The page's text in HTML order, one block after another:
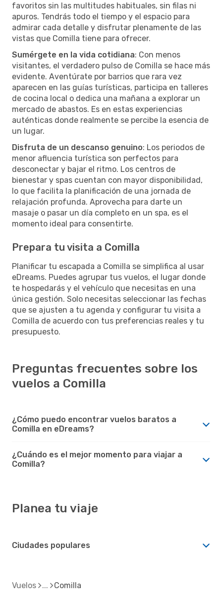
favoritos sin las multitudes habituales, sin filas ni
apuros. Tendrás todo el tiempo y el espacio para
admirar cada detalle y disfrutar plenamente de las
vistas que Comilla tiene para ofrecer.
Sumérgete en la vida cotidiana: Con menos
visitantes, el verdadero pulso de Comilla se hace más
evidente. Aventúrate por barrios que rara vez
aparecen en las guías turísticas, participa en talleres
de cocina local o dedica una mañana a explorar un
mercado de abastos. Es en estas experiencias
auténticas donde realmente se percibe la esencia de
un lugar.
Disfruta de un descanso genuino: Los periodos de
menor afluencia turística son perfectos para
desconectar y bajar el ritmo. Los centros de
bienestar y spas cuentan con mayor disponibilidad,
lo que facilita la planificación de una jornada de
relajación profunda. Aprovecha para darte un
masaje o pasar un día completo en un spa, es el
momento ideal para consentirte.
Prepara tu visita a Comilla
Planificar tu escapada a Comilla se simplifica al usar
eDreams. Puedes agrupar tus vuelos, el lugar donde
te hospedarás y el vehículo que necesitas en una
única gestión. Solo necesitas seleccionar las fechas
que se ajusten a tu agenda y configurar tu visita a
Comilla de acuerdo con tus preferencias reales y tu
presupuesto.
Preguntas frecuentes sobre los
vuelos a Comilla
¿Cómo puedo encontrar vuelos baratos a
Comilla en eDreams?
¿Cuándo es el mejor momento para viajar a
Comilla?
Planea tu viaje
Ciudades populares
Vuelos Comilla